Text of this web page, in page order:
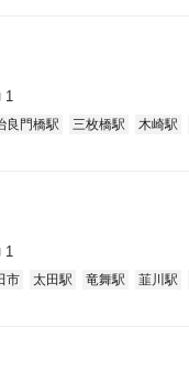
1
良門橋駅 三枚橋駅 木崎駅
1
市 太田駅 竜舞駅 韮川駅